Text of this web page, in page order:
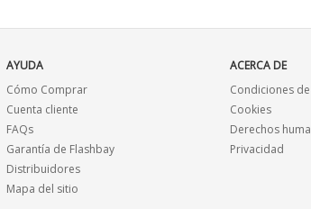
AYUDA
Cómo Comprar
Cuenta cliente
FAQs
Garantía de Flashbay
Distribuidores
Mapa del sitio
ACERCA DE
Condiciones
Cookies
Derechos
Privacidad